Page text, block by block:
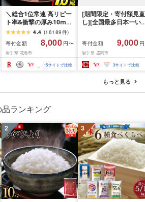
＼総合1位常連 高リピー
ト率&衝撃の厚み10mm
厚切り牛タン 塩味/ ≪ス
ピード発送!!10営業日以
内発送≫ 選べる内容量
500g / 1kg 定期便 毎月
届く 牛肉 肉 BBQ ふるさ
と 人気 ランキング 岩手
4.4 (16189件)
寄付金額
8,000 円〜
岩手県 花巻市
15サイトで比較
[期間限定・寄付額見直
し][全国最多日本一い
1.5kg(150g×10個) い
て牛 × 岩中豚 ハンバー
グ 合挽き 合い挽き 黒
和牛 人気 冷凍 個包装
分け 冷凍 牛肉 豚肉 和
ビーフ ポーク はんば
ぐ 挽肉 お肉 ミンチ 肉
お弁当 hannba-gu ラ
寄付金額 9,000
岩手県 盛岡市
3サイトで比較
もっと見る
品ランキング
2 3